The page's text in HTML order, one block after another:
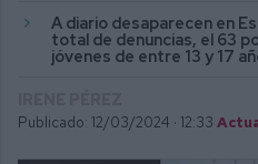
A diario desaparecen en
total de denuncias, el 63
jóvenes de entre 13 y 17
Publicado: 12/03/2024 · 12:33